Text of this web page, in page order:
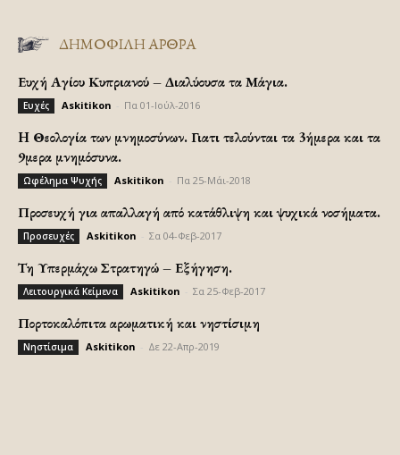
ΔΗΜΟΦΙΛΗ ΑΡΘΡΑ
Ευχή Αγίου Κυπριανού – Διαλύουσα τα Μάγια.
Ευχές Askitikon Πα 01-Ιούλ-2016
H Θεολογία των μνημοσύνων. Γιατι τελούνται τα 3ήμερα και τα
9μερα μνημόσυνα.
Ωφέλημα Ψυχής Askitikon Πα 25-Μάι-2018
Προσευχή για απαλλαγή από κατάθλιψη και ψυχικά νοσήματα.
Προσευχές Askitikon Σα 04-Φεβ-2017
Τη Υπερμάχω Στρατηγώ – Εξήγηση.
Λειτουργικά Κείμενα Askitikon Σα 25-Φεβ-2017
Πορτοκαλόπιτα αρωματική και νηστίσιμη
Νηστίσιμα Askitikon Δε 22-Απρ-2019